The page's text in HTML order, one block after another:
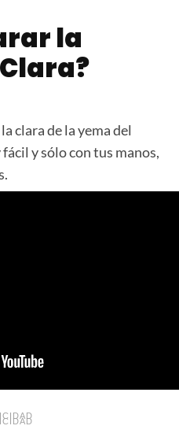
la
clara de la yema del
y sólo con tus manos,